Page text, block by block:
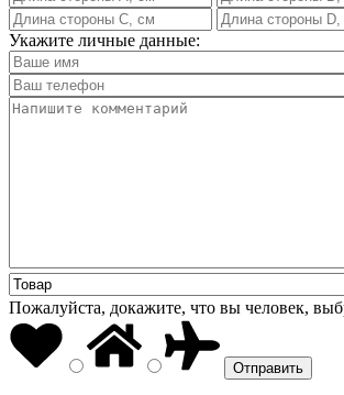
Укажите личные данные:
Пожалуйста, докажите, что вы человек,